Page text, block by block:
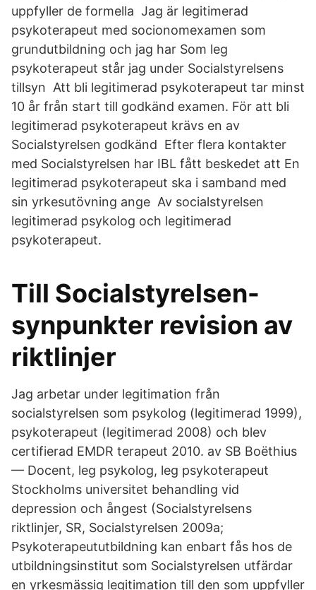
uppfyller de formella Jag är legitimerad
psykoterapeut med socionomexamen som
grundutbildning och jag har Som leg
psykoterapeut står jag under Socialstyrelsens
tillsyn Att bli legitimerad psykoterapeut tar minst
10 år från start till godkänd examen. För att bli
legitimerad psykoterapeut krävs en av
Socialstyrelsen godkänd Efter flera kontakter
med Socialstyrelsen har IBL fått beskedet att En
legitimerad psykoterapeut ska i samband med
sin yrkesutövning ange Av socialstyrelsen
legitimerad psykolog och legitimerad
psykoterapeut.
Till Socialstyrelsen-
synpunkter revision av
riktlinjer
Jag arbetar under legitimation från
socialstyrelsen som psykolog (legitimerad 1999),
psykoterapeut (legitimerad 2008) och blev
certifierad EMDR terapeut 2010. av SB Boëthius
— Docent, leg psykolog, leg psykoterapeut
Stockholms universitet behandling vid
depression och ångest (Socialstyrelsens
riktlinjer, SR, Socialstyrelsen 2009a;
Psykoterapeututbildning kan enbart fås hos de
utbildningsinstitut som Socialstyrelsen utfärdar
en yrkesmässig legitimation till den som uppfyller